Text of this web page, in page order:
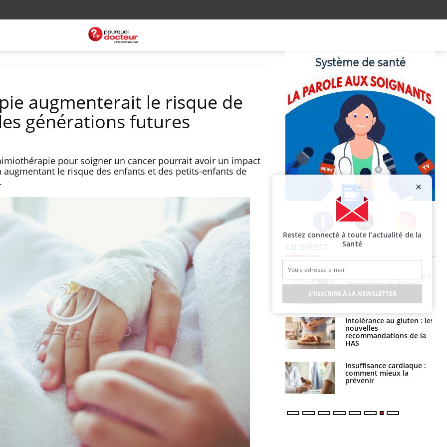
augmenterait le risque de
générations futures
pour soigner un cancer pourrait avoir un impact
le risque des enfants et des petits-enfants de
Facebook Twitter Instagram
Comment gérer le
sommeil des enfants en
vacances ?
Bilan prévention : ce que
les kinés pourront
bientôt faire
TDAH : quel est ce
traitement autorisé aux
États-Unis ?
"madeleine de Proust"
enfin expliqué
Intolérance au gluten : les
nouvelles
recommandations de la
HAS
Insuffisance cardiaque :
comment mieux la
prévenir
d'été : quel impact sur le
sommeil ?
Grossesse : ces polluants
pourraient influencer le
poids des enfants
Autisme : pourquoi le
cerveau reconnaît-il les
visages autrement ?
Restez connecté à toute l’actualité de la
Santé
S'INSCRIRE À LA NEWSLETTER